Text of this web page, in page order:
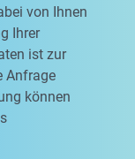
von Ihnen
Ihrer
ist zur
Anfrage
können